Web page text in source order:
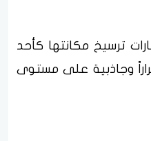
ترسيخ مكانتها كأحد
وجاذبية على مستوى